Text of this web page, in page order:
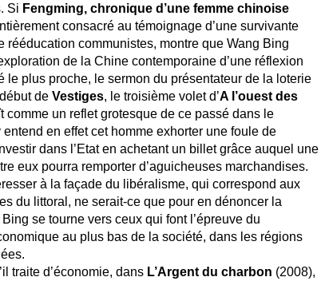
Si Fengming, chronique d’une femme chinoise
consacré au témoignage d’une survivante
rééducation communistes, montre que Wang Bing
de la Chine contemporaine d’une réflexion
le plus proche, le sermon du présentateur de la loterie
de Vestiges, le troisième volet d’A l’ouest des
comme un reflet grotesque de ce passé dans le
entend en effet cet homme exhorter une foule de
dans l’Etat en achetant un billet grâce auquel une
eux pourra remporter d’aguicheuses marchandises.
à la façade du libéralisme, qui correspond aux
du littoral, ne serait-ce que pour en dénoncer la
se tourne vers ceux qui font l’épreuve du
au plus bas de la société, dans les régions
traite d’économie, dans L’Argent du charbon (2008),